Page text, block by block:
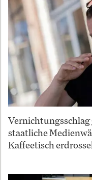
Vernichtungsschlag
staatliche
Kaffeetisch